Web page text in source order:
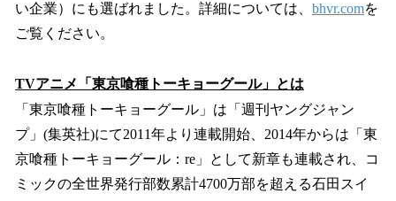
い企業）にも選ばれました。詳細については、 bhvr.comを
ご覧ください。
TVアニメ「東京喰種トーキョーグール」とは
「東京喰種トーキョーグール」は「週刊ヤングジャン
プ」(集英社)にて2011年より連載開始、2014年からは「東
京喰種トーキョーグール：re」として新章も連載され、コ
ミックの全世界発行部数累計4700万部を超える石田スイ